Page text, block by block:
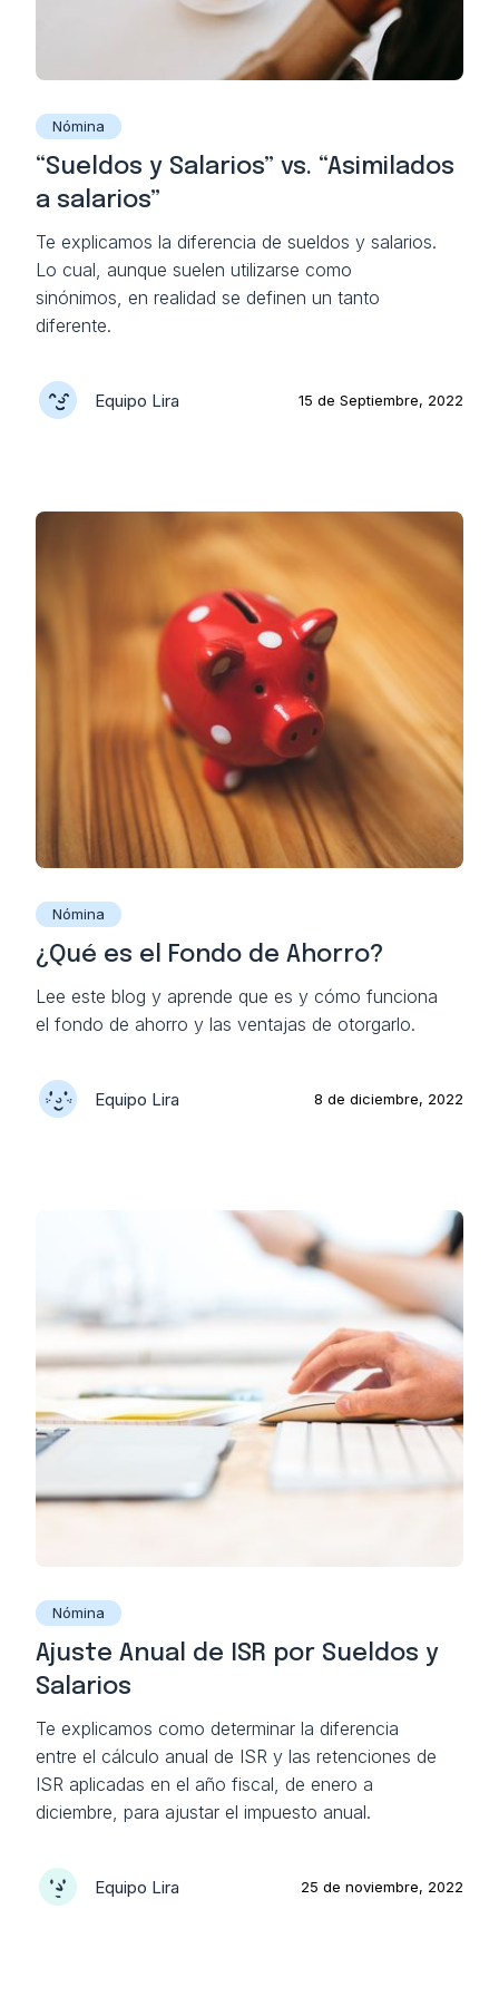
Nómina
“Sueldos y Salarios” vs. “Asimilados
a salarios”
Te explicamos la diferencia de sueldos y salarios.
Lo cual, aunque suelen utilizarse como
sinónimos, en realidad se definen un tanto
diferente.
Equipo Lira 15 de Septiembre, 2022
Nómina
¿Qué es el Fondo de Ahorro?
Lee este blog y aprende que es y cómo funciona
el fondo de ahorro y las ventajas de otorgarlo.
Equipo Lira 8 de diciembre, 2022
Nómina
Ajuste Anual de ISR por Sueldos y
Salarios
Te explicamos como determinar la diferencia
entre el cálculo anual de ISR y las retenciones de
ISR aplicadas en el año fiscal, de enero a
diciembre, para ajustar el impuesto anual.
Equipo Lira 25 de noviembre, 2022